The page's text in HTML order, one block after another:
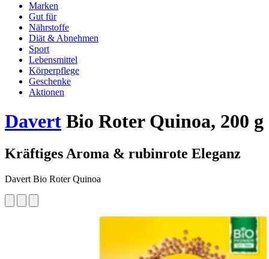
Marken
Gut für
Nährstoffe
Diät & Abnehmen
Sport
Lebensmittel
Körperpflege
Geschenke
Aktionen
Davert Bio Roter Quinoa, 200 g
Kräftiges Aroma & rubinrote Eleganz
Davert Bio Roter Quinoa